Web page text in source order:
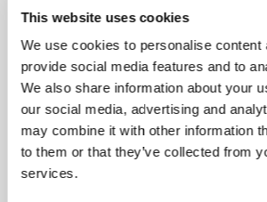
This website uses cookies
We use cookies to personalise content
provide social media features and to
We also share information about your
our social media, advertising and
may combine it with other information
to them or that they’ve collected from
services.
jedes Mal zu
waschen.
abrasiven Stoffe
ZUR VERGLEICHSLISTE HINZUFÜGEN